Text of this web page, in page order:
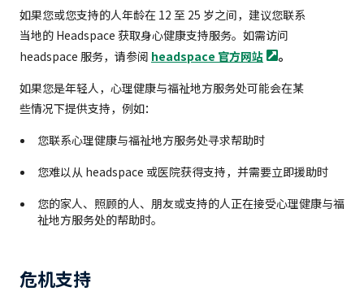
如果您或您支持的人年龄在 12 至 25 岁之间，建议您联系
当地的 Headspace 获取身心健康支持服务。如需访问
headspace 服务，请参阅 headspace 官方网站 。
如果您是年轻人，心理健康与福祉地方服务处可能会在某
些情况下提供支持，例如：
您联系心理健康与福祉地方服务处寻求帮助时
您难以从 headspace 或医院获得支持，并需要立即援助时
您的家人、照顾的人、朋友或支持的人正在接受心理健康与福
祉地方服务处的帮助时。
危机支持